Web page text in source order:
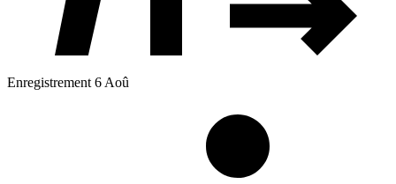
Enregistrement 6 Aoû